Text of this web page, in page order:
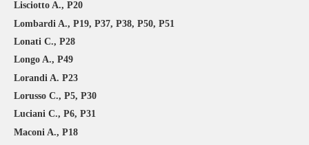
Lisciotto A., P20
Lombardi A., P19, P37, P38, P50, P51
Lonati C., P28
Longo A., P49
Lorandi A. P23
Lorusso C., P5, P30
Luciani C., P6, P31
Maconi A., P18